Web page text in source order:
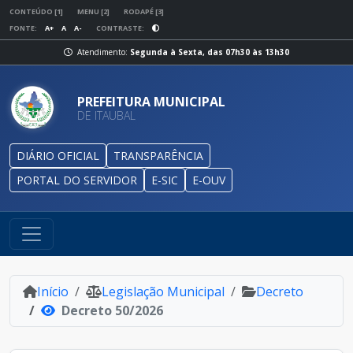
CONTEÚDO [1] MENU [2]
RODAPÉ [3]
FONTE:
A+ A A- CONTRASTE:
Atendimento: Segunda à Sexta, das 07h30 às 13h30
PREFEITURA MUNICIPAL
DE ITAUBAL
DIÁRIO OFICIAL
TRANSPARÊNCIA
PORTAL DO SERVIDOR
E-SIC E-OUV
Início Legislação Municipal
Decreto
Decreto 50/2026